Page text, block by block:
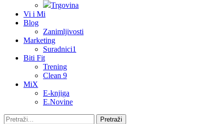
Trgovina
Vi i Mi
Blog
Zanimljivosti
Marketing
Suradnici1
Biti Fit
Trening
Clean 9
MiX
E-knjiga
E.Novine